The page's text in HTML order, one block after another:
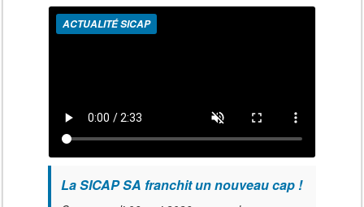
ACTUALITÉ SICAP
La SICAP SA franchit un nouveau cap !